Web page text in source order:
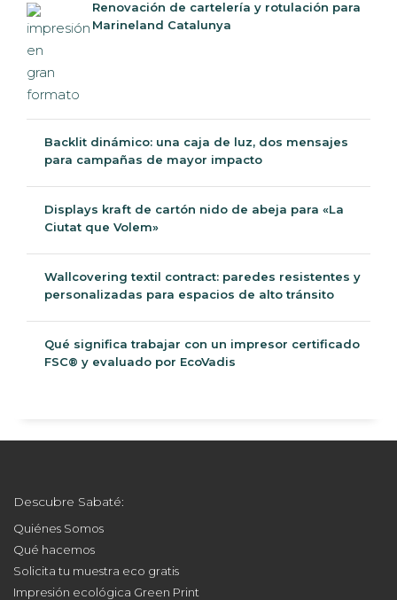
Renovación de cartelería y rotulación para
Marineland Catalunya
Backlit dinámico: una caja de luz, dos mensajes
para campañas de mayor impacto
Displays kraft de cartón nido de abeja para «La
Ciutat que Volem»
Wallcovering textil contract: paredes resistentes y
personalizadas para espacios de alto tránsito
Qué significa trabajar con un impresor certificado
FSC® y evaluado por EcoVadis
Descubre Sabaté:
Quiénes Somos
Qué hacemos
Solicita tu muestra eco gratis
Impresión ecológica Green Print